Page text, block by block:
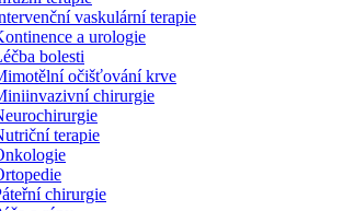
vaskulární terapie
a urologie
bolesti
očišťování krve
chirurgie
terapie
chirurgie